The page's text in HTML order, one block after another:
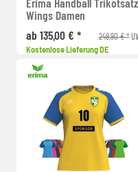
Wings Damen
ab 135,00 € *
249,90 € *
Kostenlose Lieferung DE